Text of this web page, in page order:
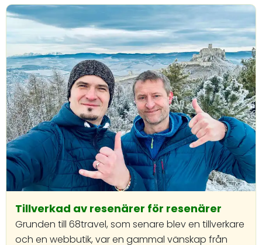
Tillverkad av resenärer för resenärer
Grunden till 68travel, som senare blev en tillverkare
och en webbutik, var en gammal vänskap från